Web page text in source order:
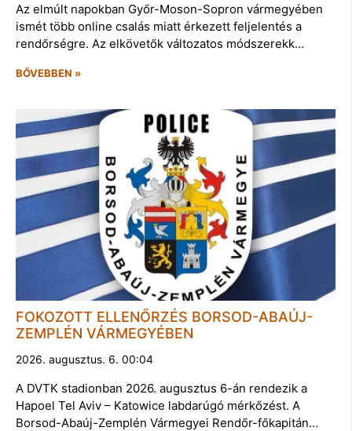
Az elmúlt napokban Győr-Moson-Sopron vármegyében
ismét több online csalás miatt érkezett feljelentés a
rendőrségre. Az elkövetők változatos módszerekk…
BŐVEBBEN »
FOKOZOTT ELLENŐRZÉS BORSOD-ABAÚJ-
ZEMPLÉN VÁRMEGYÉBEN
2026. augusztus. 6. 00:04
A DVTK stadionban 2026. augusztus 6-án rendezik a
Hapoel Tel Aviv – Katowice labdarúgó mérkőzést. A
Borsod-Abaúj-Zemplén Vármegyei Rendőr-főkapitán…